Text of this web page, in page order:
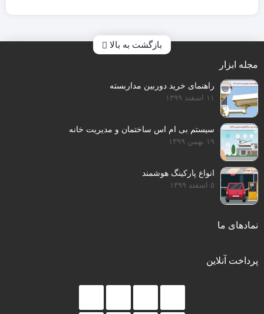
بازگشت به بالا
مجله ابزار
راهنمای خرید دوربین مداربسته
۱۱ اسفند ۱۳۹۹
سیستم بی ام اس ساختمان و مدیریت خانه
۱۹ بهمن ۱۳۹۹
انواع پارکینگ هوشمند
۵ اسفند ۱۳۹۹
نمادهای ما
پرداخت آنلاین